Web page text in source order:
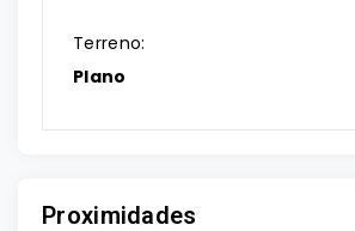
Terreno:
Plano
Proximidades